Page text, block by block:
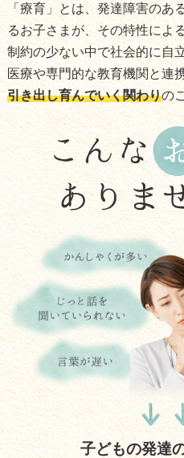
「療育」とは、発達障害のあ
るお子さまが、その特性によ
制約の少ない中で社会的に自
医療や専門的な教育機関と連
引き出し育んでいく関わりの
子どもの発達